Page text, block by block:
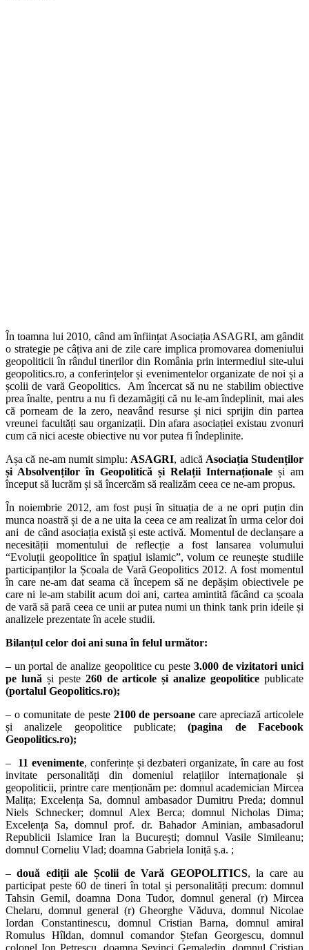
În toamna lui 2010, când am înființat Asociația ASAGRI, am gândit
o strategie pe câțiva ani de zile care implica promovarea domeniului
geopoliticii în rândul tinerilor din România prin intermediul site-ului
geopolitics.ro, a conferințelor și evenimentelor organizate de noi și a
școlii de vară Geopolitics. Am încercat să nu ne stabilim obiective
prea înalte, pentru a nu fi dezamăgiți că nu le-am îndeplinit, mai ales
că porneam de la zero, neavând resurse și nici sprijin din partea
vreunei facultăți sau organizații. Din afara asociației existau zvonuri
cum că nici aceste obiective nu vor putea fi îndeplinite.
Așa că ne-am numit simplu: ASAGRI, adică Asociația Studenților
și Absolvenților în Geopolitică și Relații Internaționale și am
început să lucrăm și să încercăm să realizăm ceea ce ne-am propus.
În noiembrie 2012, am fost puși în situația de a ne opri puțin din
munca noastră și de a ne uita la ceea ce am realizat în urma celor doi
ani de când asociația există și este activă. Momentul de declanșare a
necesității momentului de reflecție a fost lansarea volumului
“Evoluții geopolitice în spațiul islamic”, volum ce reunește studiile
participanților la Școala de Vară Geopolitics 2012. A fost momentul
în care ne-am dat seama că începem să ne depășim obiectivele pe
care ni le-am stabilit acum doi ani, cartea amintită făcând ca școala
de vară să pară ceea ce unii ar putea numi un think tank prin ideile și
analizele prezentate în acele studii.
Bilanțul celor doi ani suna în felul următor:
– un portal de analize geopolitice cu peste 3.000 de vizitatori unici
pe lună și peste 260 de articole și analize geopolitice publicate
(portalul Geopolitics.ro);
– o comunitate de peste 2100 de persoane care apreciază articolele
și analizele geopolitice publicate;(pagina de Facebook
Geopolitics.ro);
– 11 evenimente, conferințe și dezbateri organizate, în care au fost
invitate personalități din domeniul relațiilor internaționale și
geopoliticii, printre care menționăm pe: domnul academician Mircea
Malița; Excelența Sa, domnul ambasador Dumitru Preda; domnul
Niels Schnecker; domnul Alex Berca; domnul Nicholas Dima;
Excelența Sa, domnul prof. dr. Bahador Aminian, ambasadorul
Republicii Islamice Iran la București; domnul Vasile Simileanu;
domnul Corneliu Vlad; doamna Gabriela Ioniță ș.a. ;
–două ediții ale Școlii de Vară GEOPOLITICS, la care au
participat peste 60 de tineri în total și personalități precum: domnul
Tahsin Gemil, doamna Dona Tudor, domnul general (r) Mircea
Chelaru, domnul general (r) Gheorghe Văduva, domnul Nicolae
Iordan Constantinescu, domnul Cristian Barna, domnul amiral
Romulus Hîldan, domnul comandor Ștefan Georgescu, domnul